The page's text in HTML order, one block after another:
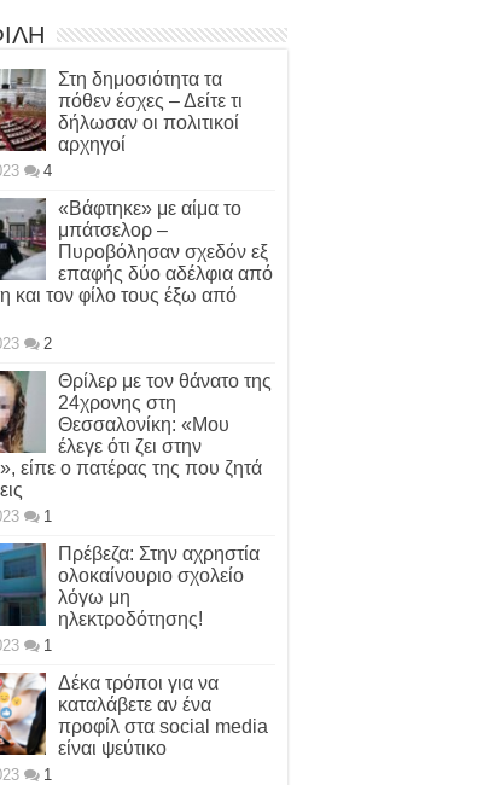
Στη δημοσιότητα τα
πόθεν έσχες – Δείτε τι
δήλωσαν οι πολιτικοί
αρχηγοί
4
«Βάφτηκε» με αίμα το
μπάτσελορ –
Πυροβόλησαν σχεδόν εξ
επαφής δύο αδέλφια από
και τον φίλο τους έξω από
2
Θρίλερ με τον θάνατο της
24χρονης στη
Θεσσαλονίκη: «Μου
έλεγε ότι ζει στην
είπε ο πατέρας της που ζητά
1
Πρέβεζα: Στην αχρηστία
ολοκαίνουριο σχολείο
λόγω μη
ηλεκτροδότησης!
1
Δέκα τρόποι για να
καταλάβετε αν ένα
προφίλ στα social media
είναι ψεύτικο
1